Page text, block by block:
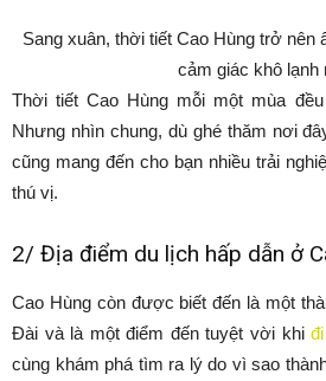
Sang xuân, thời tiết Cao Hùng trở nên
cảm giác khô lạnh
Thời tiết Cao Hùng mỗi một mùa
Nhưng nhìn chung, dù ghé thăm nơi
cũng mang đến cho bạn nhiều trải
thú vị.
2/ Địa điểm du lịch hấp dẫn ở
Cao Hùng còn được biết đến là một
Đài và là một điểm đến tuyệt vời khi
cùng khám phá tìm ra lý do vì sao